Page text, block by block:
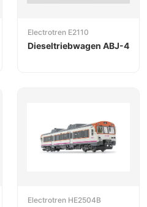
Electrotren E2110
Dieseltriebwagen ABJ-4
Electrotren HE2504B